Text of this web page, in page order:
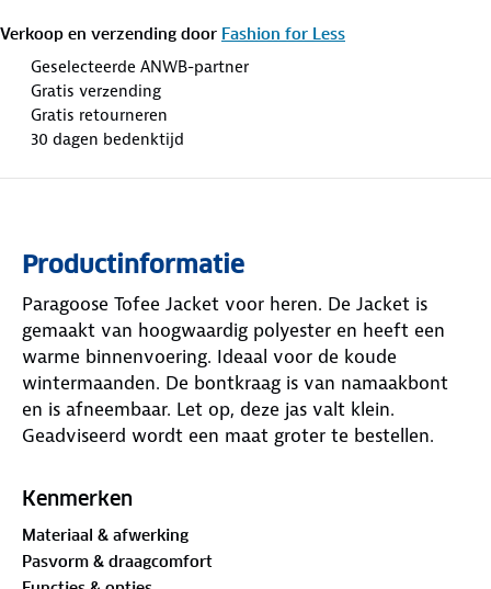
Verkoop en verzending door Fashion for Less
Geselecteerde ANWB-partner
Gratis verzending
Gratis retourneren
30 dagen bedenktijd
Productinformatie
Paragoose Tofee Jacket voor heren. De Jacket is
gemaakt van hoogwaardig polyester en heeft een
warme binnenvoering. Ideaal voor de koude
wintermaanden. De bontkraag is van namaakbont
en is afneembaar. Let op, deze jas valt klein.
Geadviseerd wordt een maat groter te bestellen.
Kenmerken
Materiaal & afwerking
Pasvorm & draagcomfort